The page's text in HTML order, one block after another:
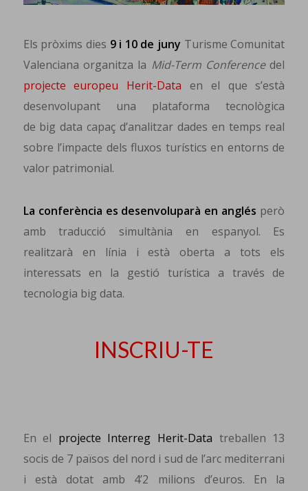
Els pròxims dies 9 i 10 de juny Turisme Comunitat
Valenciana organitza la Mid-Term Conferencedel
projecte europeu Herit-Data en el que s’està
desenvolupant una plataforma tecnològica
de big data capaç d’analitzar dades en temps real
sobre l’impacte dels fluxos turístics en entorns de
valor patrimonial.
La conferència es desenvoluparà en anglés però
amb traducció simultània en espanyol. Es
realitzarà en línia i està oberta a tots els
interessats en la gestió turística a través de
tecnologia big data.
INSCRIU-TE
En el projecte Interreg Herit-Data treballen 13
socis de 7 països del nord i sud de l’arc mediterrani
i està dotat amb 4’2 milions d’euros. En la